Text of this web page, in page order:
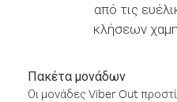
από τις
κλήσεων
Πακέτα μονάδων
Οι μονάδες Viber Out